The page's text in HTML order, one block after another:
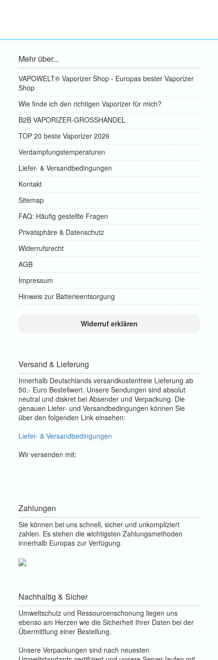
Mehr über...
VAPOWELT® Vaporizer Shop - Europas bester Vaporizer
Shop
Wie finde ich den richtigen Vaporizer für mich?
B2B VAPORIZER-GROSSHANDEL
TOP 20 beste Vaporizer 2026
Verdampfungstemperaturen
Liefer- & Versandbedingungen
Kontakt
Sitemap
FAQ: Häufig gestellte Fragen
Privatsphäre & Datenschutz
Widerrufsrecht
AGB
Impressum
Hinweis zur Batterieentsorgung
Widerruf erklären
Versand & Lieferung
Innerhalb Deutschlands versandkostenfreie Lieferung ab
50,- Euro Bestellwert. Unsere Sendungen sind absolut
neutral und diskret bei Absender und Verpackung. Die
genauen Liefer- und Versandbedingungen können Sie
über den folgenden Link einsehen:
Liefer- & Versandbedingungen
Wir versenden mit:
Zahlungen
Sie können bei uns schnell, sicher und unkompliziert
zahlen. Es stehen die wichtigsten Zahlungsmethoden
innerhalb Europas zur Verfügung.
Nachhaltig & Sicher
Umweltschutz und Ressourcenschonung liegen uns
ebenso am Herzen wie die Sicherheit Ihrer Daten bei der
Übermittlung einer Bestellung.
Unsere Verpackungen sind nach neuesten